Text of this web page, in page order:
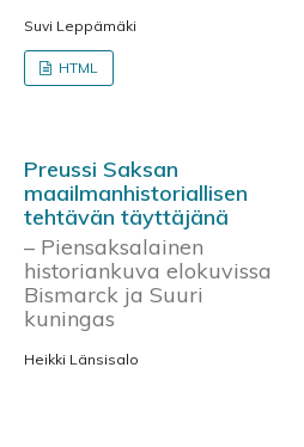
Suvi Leppämäki
HTML
Preussi Saksan
maailmanhistoriallisen
tehtävän täyttäjänä
– Piensaksalainen
historiankuva elokuvissa
Bismarck ja Suuri
kuningas
Heikki Länsisalo